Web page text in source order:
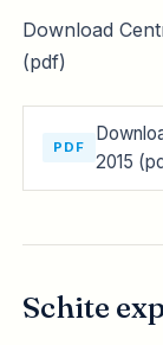
Download
(pdf)
PDF
2015
Schite